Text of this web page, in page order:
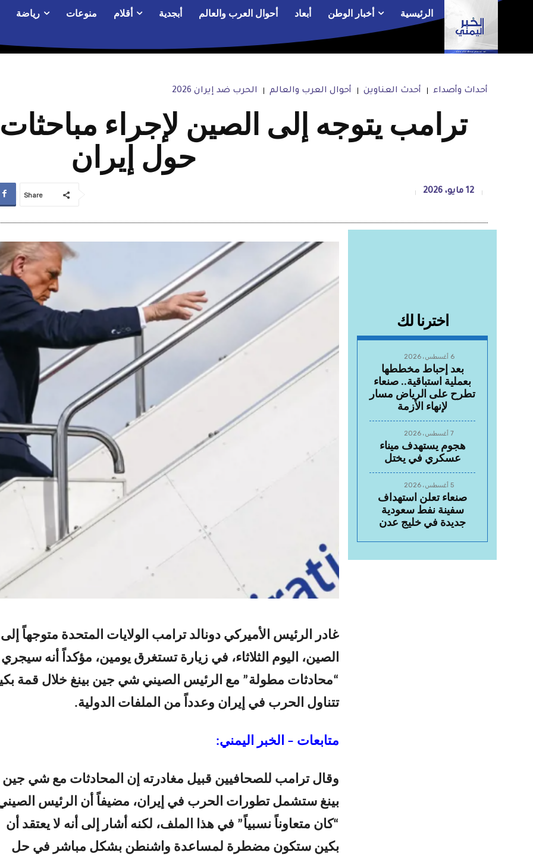
الرئيسية أخبار الوطن أبعاد أحوال العرب والعالم أبجدية أقلام منوعات رياضة
أحداث وأصداء أحدث العناوين أحوال العرب والعالم الحرب ضد إيران 2026
ترامب يتوجه إلى الصين لإجراء
حول إيران
12 مايو، 2026 Share
اخترنا لك
6 أغسطس، 2026
بعد إحباط مخططها
بعملية استباقية.. صنعاء
تطرح على الرياض مسار
لإنهاء الأزمة
7 أغسطس، 2026
هجوم يستهدف ميناء
عسكري في يختل
5 أغسطس، 2026
صنعاء تعلن استهداف
سفينة نفط سعودية
جديدة في خليج عدن
غادر الرئيس الأميركي دونالد ترامب الولايات المتحدة متوجهاً إلى
الصين، اليوم الثلاثاء، في زيارة تستغرق يومين، مؤكداً أنه سيجري
“محادثات مطولة” مع الرئيس الصيني شي جين بينغ خلال قمة
تتناول الحرب في إيران وعدداً من الملفات الدولية.
متابعات – الخبر اليمني:
وقال ترامب للصحافيين قبيل مغادرته إن المحادثات مع شي جين
بينغ ستشمل تطورات الحرب في إيران، مضيفاً أن الرئيس
“كان متعاوناً نسبياً” في هذا الملف، لكنه أشار إلى أنه لا يعتقد أن
بكين ستكون مضطرة لمساعدة واشنطن بشكل مباشر في حل